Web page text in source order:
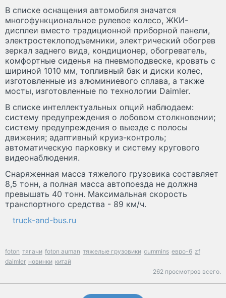
В списке оснащения автомобиля значатся
многофункциональное рулевое колесо, ЖКИ-
дисплеи вместо традиционной приборной панели,
электростеклоподъемники, электрический обогрев
зеркал заднего вида, кондиционер, обогреватель,
комфортные сиденья на пневмоподвеске, кровать с
шириной 1010 мм, топливный бак и диски колес,
изготовленные из алюминиевого сплава, а также
мосты, изготовленные по технологии Daimler.
В списке интеллектуальных опций наблюдаем:
систему предупреждения о лобовом столкновении;
систему предупреждения о выезде с полосы
движения; адаптивный круиз-контроль;
автоматическую парковку и систему кругового
видеонаблюдения.
Снаряженная масса тяжелого грузовика составляет
8,5 тонн, а полная масса автопоезда не должна
превышать 40 тонн. Максимальная скорость
транспортного средства - 89 км/ч.
truck-and-bus.ru
foton тягачи foton auman тяжелые грузовики cummins евро-6 zf
daimler новинки китай
262 просмотров всего.